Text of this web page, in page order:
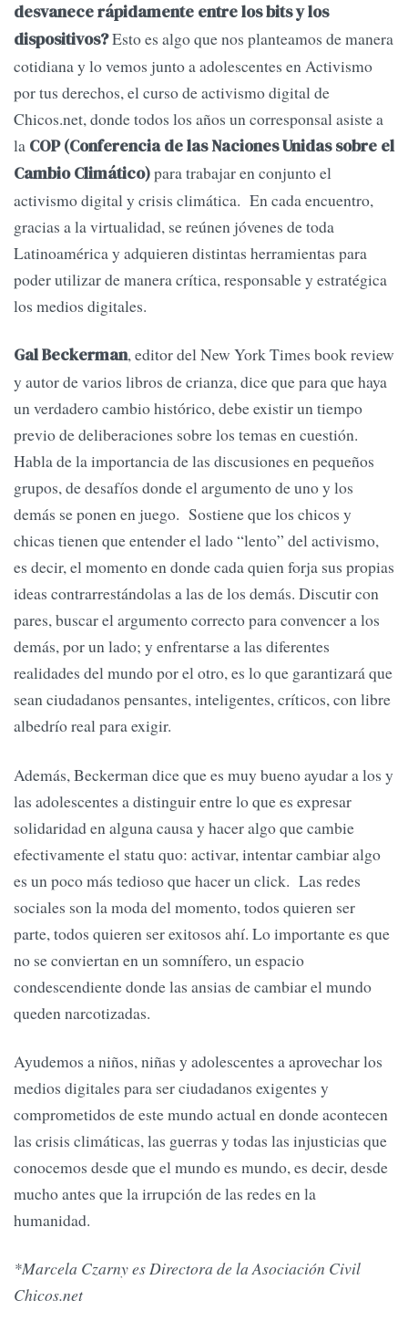
desvanece rápidamente entre los bits y los
dispositivos?Esto es algo que nos planteamos de manera
cotidiana y lo vemos junto a adolescentes en Activismo
por tus derechos, el curso de activismo digital de
Chicos.net, donde todos los años un corresponsal asiste a
la COP (Conferencia de las Naciones Unidas sobre el
Cambio Climático)para trabajar en conjunto el
activismo digital y crisis climática. En cada encuentro,
gracias a la virtualidad, se reúnen jóvenes de toda
Latinoamérica y adquieren distintas herramientas para
poder utilizar de manera crítica, responsable y estratégica
los medios digitales.
Gal Beckerman, editor del New York Times book review
y autor de varios libros de crianza, dice que para que haya
un verdadero cambio histórico, debe existir un tiempo
previo de deliberaciones sobre los temas en cuestión.
Habla de la importancia de las discusiones en pequeños
grupos, de desafíos donde el argumento de uno y los
demás se ponen en juego. Sostiene que los chicos y
chicas tienen que entender el lado “lento” del activismo,
es decir, el momento en donde cada quien forja sus propias
ideas contrarrestándolas a las de los demás. Discutir con
pares, buscar el argumento correcto para convencer a los
demás, por un lado; y enfrentarse a las diferentes
realidades del mundo por el otro, es lo que garantizará que
sean ciudadanos pensantes, inteligentes, críticos, con libre
albedrío real para exigir.
Además, Beckerman dice que es muy bueno ayudar a los y
las adolescentes a distinguir entre lo que es expresar
solidaridad en alguna causa y hacer algo que cambie
efectivamente el statu quo: activar, intentar cambiar algo
es un poco más tedioso que hacer un click. Las redes
sociales son la moda del momento, todos quieren ser
parte, todos quieren ser exitosos ahí. Lo importante es que
no se conviertan en un somnífero, un espacio
condescendiente donde las ansias de cambiar el mundo
queden narcotizadas.
Ayudemos a niños, niñas y adolescentes a aprovechar los
medios digitales para ser ciudadanos exigentes y
comprometidos de este mundo actual en donde acontecen
las crisis climáticas, las guerras y todas las injusticias que
conocemos desde que el mundo es mundo, es decir, desde
mucho antes que la irrupción de las redes en la
humanidad.
*Marcela Czarny es Directora de la Asociación Civil
Chicos.net